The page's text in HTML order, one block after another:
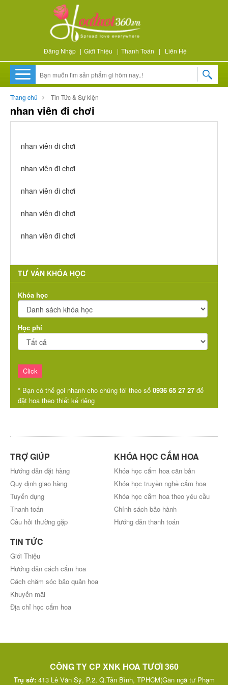
Đăng Nhập | Giới Thiệu | Thanh Toán | Liên Hệ
Trang chủ Tin Tức & Sự kiện
nhan viên đi chơi
nhan viên đi chơi
nhan viên đi chơi
nhan viên đi chơi
nhan viên đi chơi
nhan viên đi chơi
TƯ VẤN KHÓA HỌC
Khóa học
Học phí
* Bạn có thể gọi nhanh cho chúng tôi theo số 0936 65 27 27 để
đặt hoa theo thiết kế riêng
TRỢ GIÚP
Hướng dẫn đặt hàng
Quy định giao hàng
Tuyển dụng
Thanh toán
Câu hỏi thường gặp
KHÓA HỌC CẮM HOA
Khóa học cắm hoa căn bản
Khóa học truyền nghề cắm hoa
Khóa học cắm hoa theo yêu cầu
Chính sách bảo hành
Hướng dẫn thanh toán
TIN TỨC
Giới Thiệu
Hướng dẫn cách cắm hoa
Cách chăm sóc bảo quản hoa
Khuyến mãi
Địa chỉ học cắm hoa
CÔNG TY CP XNK HOA TƯƠI 360
Trụ sở:413 Lê Văn Sỹ, P.2, Q.Tân Bình, TPHCM(Gần ngã tư Phạm